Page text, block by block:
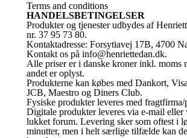
Terms and conditions
HANDELSBETINGELSER
Produkter og tjenester udbydes af
nr. 37 95 73 80.
Kontaktadresse: Forsytiavej 17B, 4700
Kontakt os på info@henriettedan.dk.
Alle priser er i danske kroner inkl. moms
andet er oplyst.
Produkterne kan købes med Dankort,
JCB, Maestro og Diners Club.
Fysiske produkter leveres med fragtfirma/
Digitale produkter leveres via e-mail eller
lukket forum. Levering sker som oftest i
minutter, men i helt særlige tilfælde kan